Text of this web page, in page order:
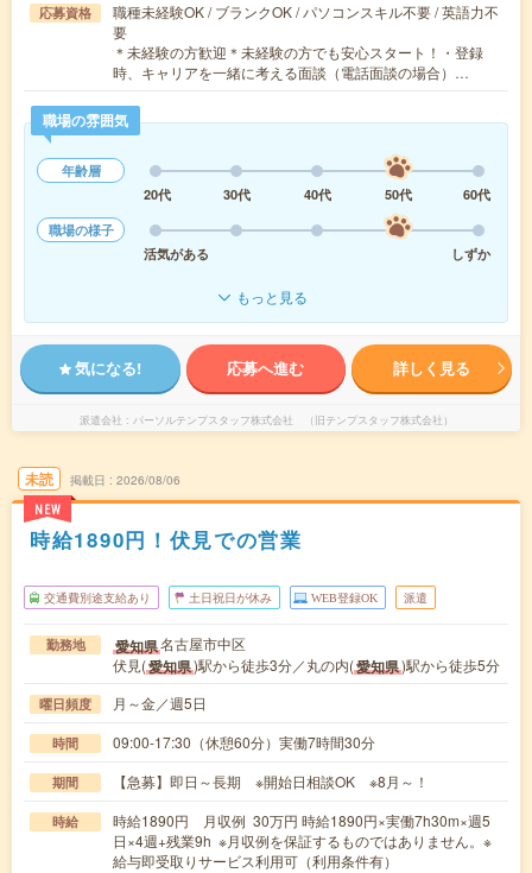
応募資格
職種未経験OK / ブランクOK / パソコンスキル不要 / 英語力不
要
＊未経験の方歓迎＊未経験の方でも安心スタート！・登録
時、キャリアを一緒に考える面談（電話面談の場合）…
職場の雰囲気
年齢層
20代
30代 40代 50代
60代
職場の様子
活気がある
しずか
もっと見る
気になる! 応募へ進む 詳しく見る
派遣会社 パーソルテンプスタッフ株式会社 （旧テンプスタッフ株式会社）
未読
NEW
掲載日 2026/08/06
時給1890円！伏見での営業
交通費別途支給あり 土日祝日が休み WEB登録OK 派遣
勤務地 愛知県名古屋市中区
伏見(愛知県)駅から徒歩3分／丸の内(愛知県)駅から徒歩5分
曜日頻度 月～金／週5日
時間 09:00-17:30（休憩60分）実働7時間30分
期間 【急募】即日～長期 ※開始日相談OK ※8月～！
時給
時給1890円 月収例 30万円 時給1890円×実働7h30m×週5
日×4週+残業9h ※月収例を保証するものではありません。※
給与即受取りサービス利用可（利用条件有）